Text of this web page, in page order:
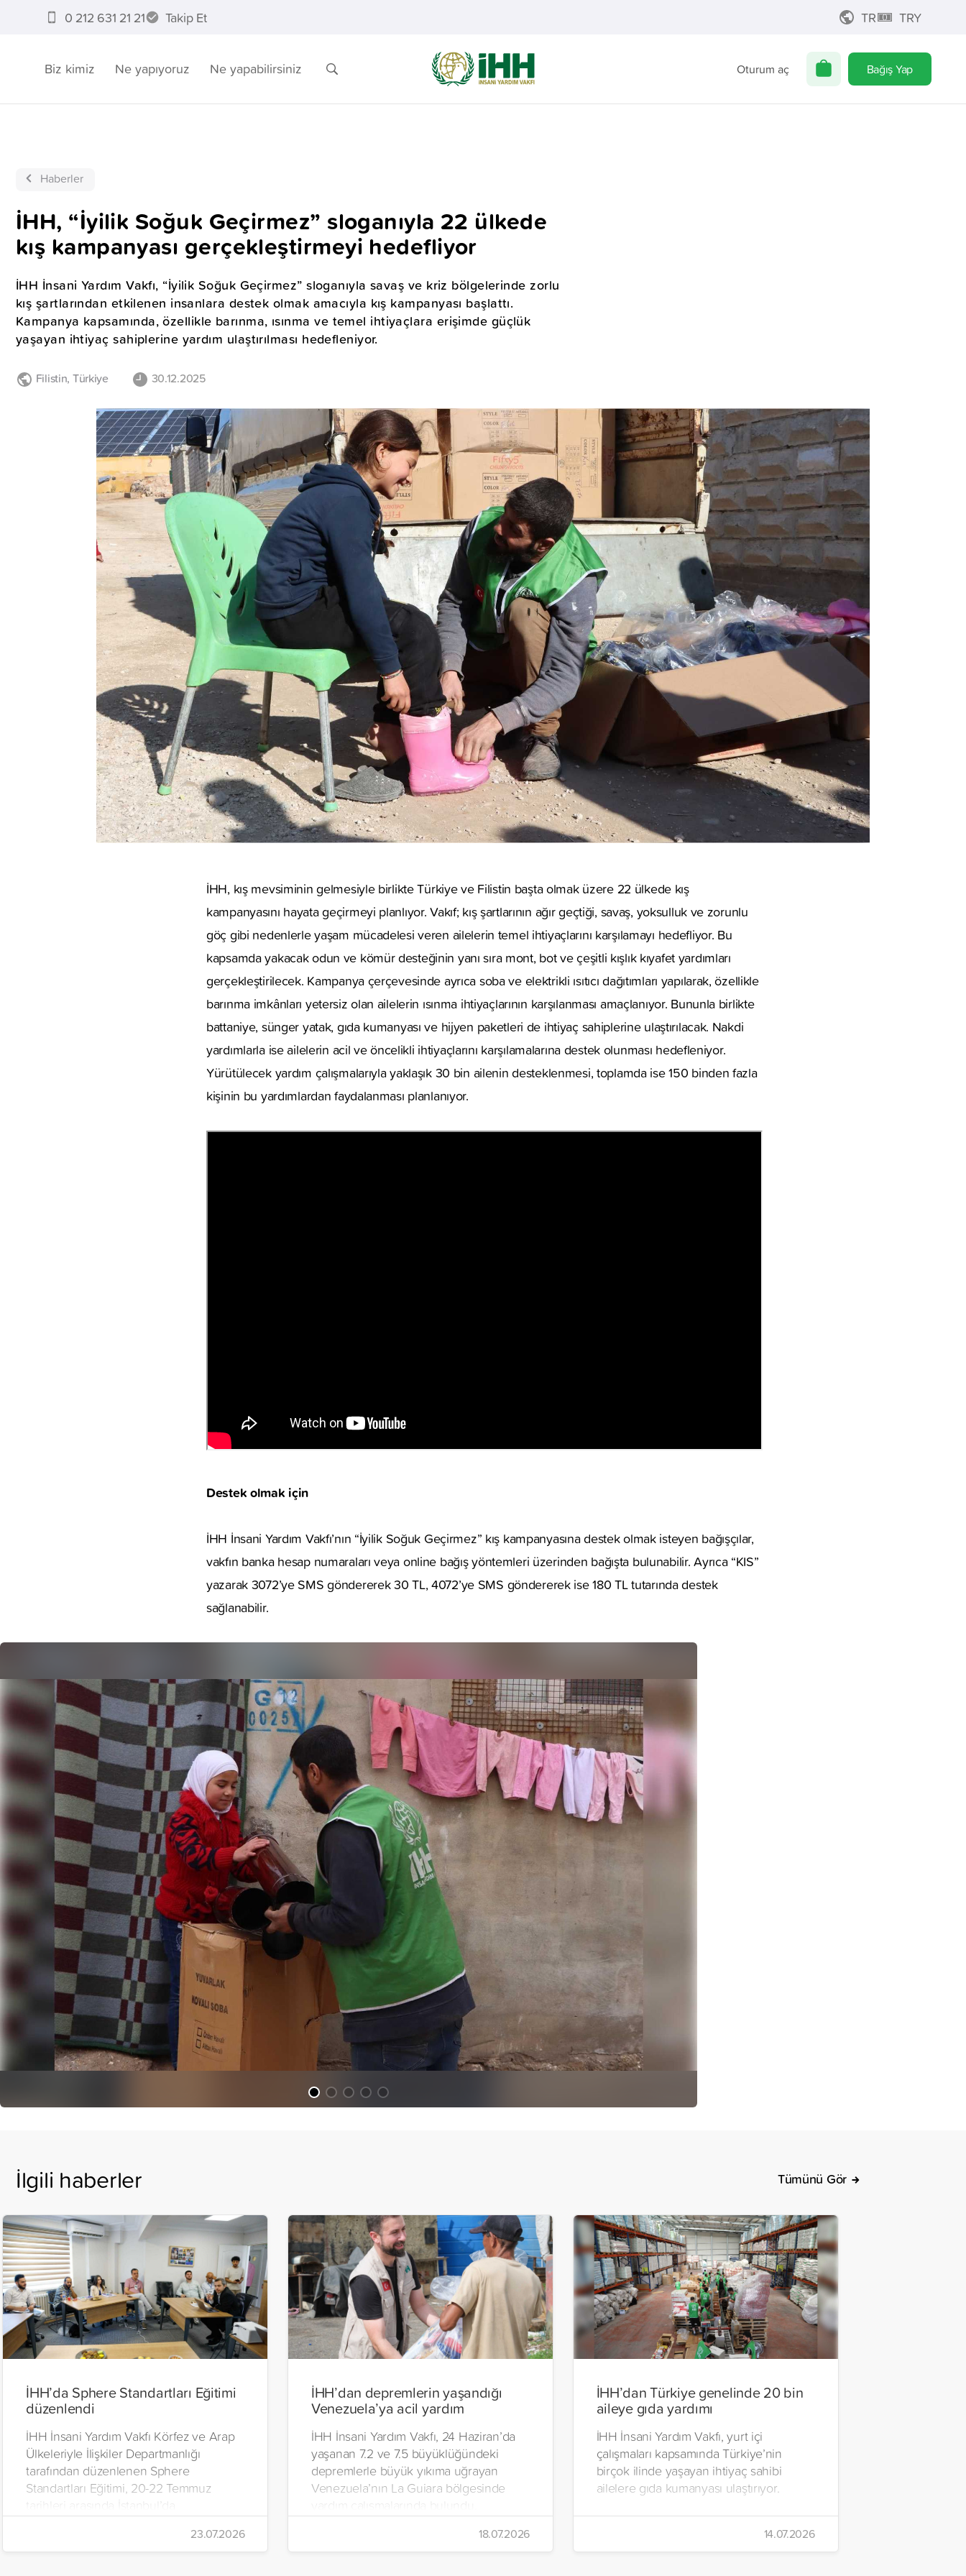
0 212 631 21 21 Takip Et TR TRY
Biz kimiz Ne yapıyoruz Ne yapabilirsiniz Oturum aç Bağış Yap
Haberler
İHH, “İyilik Soğuk Geçirmez” sloganıyla 22 ülkede
kış kampanyası gerçekleştirmeyi hedefliyor
İHH İnsani Yardım Vakfı, “İyilik Soğuk Geçirmez” sloganıyla savaş ve kriz bölgelerinde zorlu
kış şartlarından etkilenen insanlara destek olmak amacıyla kış kampanyası başlattı.
Kampanya kapsamında, özellikle barınma, ısınma ve temel ihtiyaçlara erişimde güçlük
yaşayan ihtiyaç sahiplerine yardım ulaştırılması hedefleniyor.
Filistin, Türkiye 30.12.2025
İHH, kış mevsiminin gelmesiyle birlikte Türkiye ve Filistin başta olmak üzere 22 ülkede kış
kampanyasını hayata geçirmeyi planlıyor. Vakıf; kış şartlarının ağır geçtiği, savaş, yoksulluk ve zorunlu
göç gibi nedenlerle yaşam mücadelesi veren ailelerin temel ihtiyaçlarını karşılamayı hedefliyor. Bu
kapsamda yakacak odun ve kömür desteğinin yanı sıra mont, bot ve çeşitli kışlık kıyafet yardımları
gerçekleştirilecek. Kampanya çerçevesinde ayrıca soba ve elektrikli ısıtıcı dağıtımları yapılarak, özellikle
barınma imkânları yetersiz olan ailelerin ısınma ihtiyaçlarının karşılanması amaçlanıyor. Bununla birlikte
battaniye, sünger yatak, gıda kumanyası ve hijyen paketleri de ihtiyaç sahiplerine ulaştırılacak. Nakdi
yardımlarla ise ailelerin acil ve öncelikli ihtiyaçlarını karşılamalarına destek olunması hedefleniyor.
Yürütülecek yardım çalışmalarıyla yaklaşık 30 bin ailenin desteklenmesi, toplamda ise 150 binden fazla
kişinin bu yardımlardan faydalanması planlanıyor.
Destek olmak için
İHH İnsani Yardım Vakfı’nın “İyilik Soğuk Geçirmez” kış kampanyasına destek olmak isteyen bağışçılar,
vakfın banka hesap numaraları veya online bağış yöntemleri üzerinden bağışta bulunabilir. Ayrıca “KIS”
yazarak 3072’ye SMS göndererek 30 TL, 4072’ye SMS göndererek ise 180 TL tutarında destek
sağlanabilir.
İlgili haberler Tümünü Gör
İHH’da Sphere Standartları Eğitimi
düzenlendi
İHH İnsani Yardım Vakfı Körfez ve Arap
Ülkeleriyle İlişkiler Departmanlığı
tarafından düzenlenen Sphere
Standartları Eğitimi, 20-22 Temmuz
gerçekleştirildi.
23.07.2026
İHH’dan depremlerin yaşandığı
Venezuela’ya acil yardım
İHH İnsani Yardım Vakfı, 24 Haziran’da
yaşanan 7.2 ve 7.5 büyüklüğündeki
depremlerle büyük yıkıma uğrayan
Venezuela’nın La Guiara bölgesinde
Çalışmalar kapsamında, sıcak yemek,
içme suyu, gıda kolisi ve hijyen paketi
dağıtımları yapıldı.
18.07.2026
İHH’dan Türkiye genelinde 20 bin
aileye gıda yardımı
İHH İnsani Yardım Vakfı, yurt içi
çalışmaları kapsamında Türkiye’nin
birçok ilinde yaşayan ihtiyaç sahibi
ailelere gıda kumanyası ulaştırıyor.
14.07.2026